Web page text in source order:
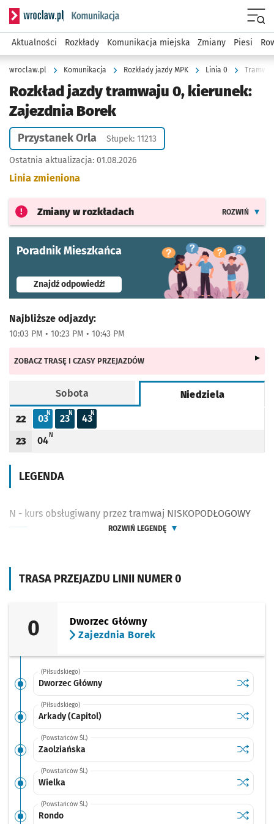
Serwis informacyjny wroclaw.pl podserwis: Komunikacja
Aktualności Rozkłady Komunikacja miejska Zmiany Piesi
wroclaw.pl Komunikacja Rozkłady jazdy MPK Linia 0
Rozkład jazdy tramwaju 0, kierunek:
Zajezdnia Borek
Przystanek Orla Słupek: 11213
Ostatnia aktualizacja: 01.08.2026
Linia zmieniona
Zmiany w rozkładach ROZWIŃ
Poradnik Mieszkańca
Znajdź odpowiedź!- otworzy się w nowej karcie
TRASA PRZEJAZDU LINII NUMER 0
0
Dworzec Główny
Zajezdnia Borek
(Piłsudskiego)
Dworzec Główny Sprawdź
Dworzec
(Piłsudskiego)
Arkady (Capitol) Sprawdź
Arkady
(Powstańców Śl.)
Zaolziańska Sprawdź
(Powstańców Śl.)
Wielka Sprawdź
Wielka
(Powstańców Śl.)
Rondo Sprawdź
Rondo
Najbliższe odjazdy:
10:03 PM • 10:23 PM • 10:43 PM
ZOBACZ TRASĘ I CZASY PRZEJAZDÓW
Sobota
Niedziela
Rozkład jazdy - Niedziela
Godzina odjazdu
22
Odjazd
03
minut po godzinie 22
N N - KURS OBSŁUGIWANY PRZEZ TRAMWAJ NISKOPODŁOGOWY
Odjazd
23
minut po godzinie 22
N N - KURS OBSŁUGIWANY PRZEZ TRAMWAJ NISKOPODŁOGOWY
Odjazd
43
minut po godzinie 22
N N - KURS OBSŁUGIWANY PRZEZ TRAMWAJ NISKOPODŁOGOWY
Godzina odjazdu
23
Odjazd
04
minut po godzinie 23
N
LEGENDA
N - kurs obsługiwany przez tramwaj NISKOPODŁOGOWY
ROZWIŃ LEGENDĘ